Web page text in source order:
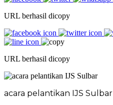
URL berhasil dicopy
URL berhasil dicopy
acara pelantikan IJS Sulbar